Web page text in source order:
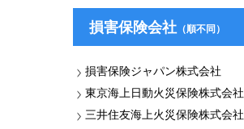
損害保険会社 （順不同）
損害保険ジャパン株式会社
東京海上日動火災保険株式会社
三井住友海上火災保険株式会社